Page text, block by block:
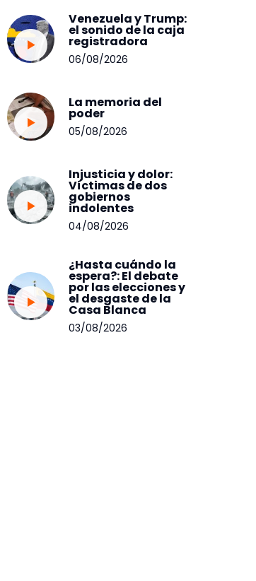
Venezuela y Trump:
el sonido de la caja
registradora
06/08/2026
La memoria del
poder
05/08/2026
Injusticia y dolor:
Víctimas de dos
gobiernos
indolentes
04/08/2026
¿Hasta cuándo la
espera?: El debate
por las elecciones y
el desgaste de la
Casa Blanca
03/08/2026